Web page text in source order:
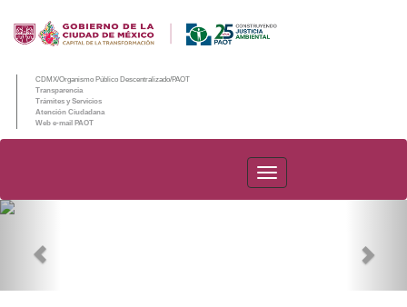
CDMX/Organismo Público Descentralizado/PAOT
Transparencia
Trámites y Servicios
Atención Ciudadana
Web e-mail PAOT
PAOT